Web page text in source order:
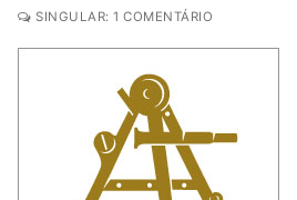
SINGULAR: 1 COMENTÁRIO